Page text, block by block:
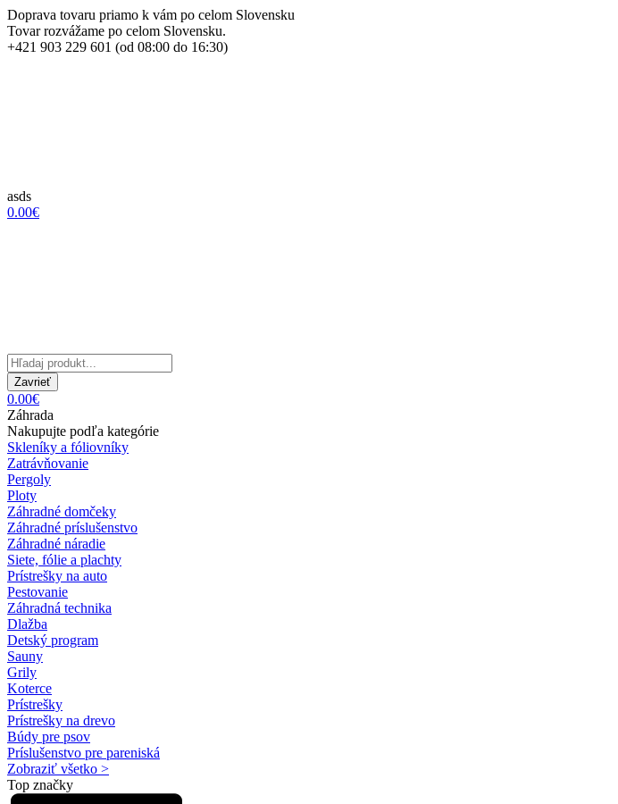
Doprava tovaru priamo k vám po celom Slovensku
Tovar rozvážame po celom Slovensku.
+421 903 229 601 (od 08:00 do 16:30)
asds
0.00€
Zavrieť
0.00€
Záhrada
Nakupujte podľa kategórie
Skleníky a fóliovníky
Zatrávňovanie
Pergoly
Ploty
Záhradné domčeky
Záhradné príslušenstvo
Záhradné náradie
Siete, fólie a plachty
Prístrešky na auto
Pestovanie
Záhradná technika
Dlažba
Detský program
Sauny
Grily
Koterce
Prístrešky
Prístrešky na drevo
Búdy pre psov
Príslušenstvo pre pareniská
Zobraziť všetko >
Top značky